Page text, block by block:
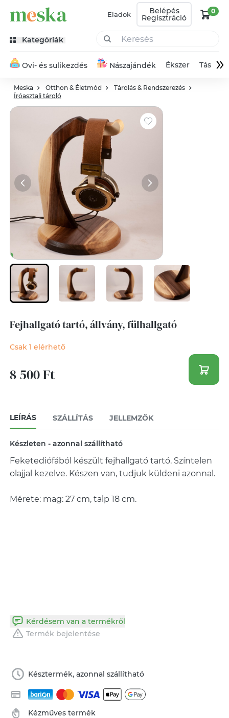
Eladok Belépés
Regisztráció
0
Kategóriák
Ovi- és sulikezdés Nászajándék Ékszer Táska»
Meska Otthon & Életmód
Tárolás & Rendszerezés
Íróasztali tároló
Fejhallgató tartó, állvány, fülhallgató
Csak 1 elérhető
8 500 Ft
LEÍRÁS SZÁLLÍTÁS JELLEMZŐK
Készleten - azonnal szállítható
Feketediófából készült fejhallgató tartó. Színtelen
olajjal kezelve. Készen van, tudjuk küldeni azonnal.
Mérete: mag: 27 cm, talp 18 cm.
Kérdésem van a termékről
Termék bejelentése
Késztermék, azonnal szállítható
Kézműves termék